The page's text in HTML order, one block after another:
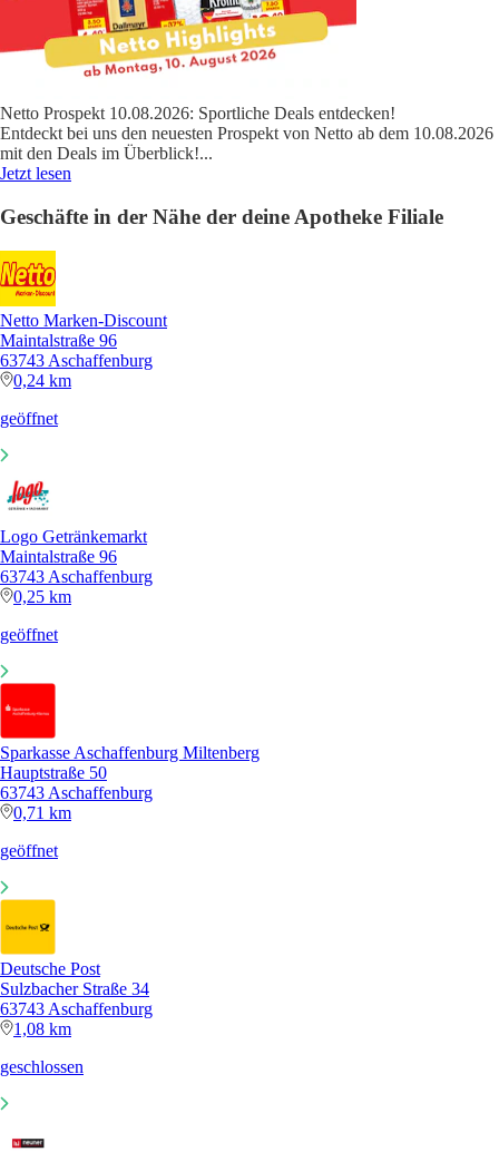
Netto Prospekt 10.08.2026: Sportliche Deals entdecken!
Entdeckt bei uns den neuesten Prospekt von Netto ab dem 10.08.2026
mit den Deals im Überblick!...
Jetzt lesen
Geschäfte in der Nähe der deine Apotheke Filiale
Netto Marken-Discount
Maintalstraße 96
63743 Aschaffenburg
0,24 km
geöffnet
Logo Getränkemarkt
Maintalstraße 96
63743 Aschaffenburg
0,25 km
geöffnet
Sparkasse Aschaffenburg Miltenberg
Hauptstraße 50
63743 Aschaffenburg
0,71 km
geöffnet
Deutsche Post
Sulzbacher Straße 34
63743 Aschaffenburg
1,08 km
geschlossen